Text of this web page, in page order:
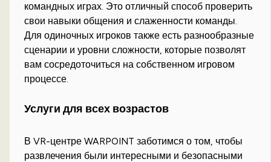
командных играх. Это отличный способ проверить
свои навыки общения и слаженности команды.
Для одиночных игроков также есть разнообразные
сценарии и уровни сложности, которые позволят
вам сосредоточиться на собственном игровом
процессе.
Услуги для всех возрастов
В VR-центре WARPOINT заботимся о том, чтобы
развлечения были интересными и безопасными